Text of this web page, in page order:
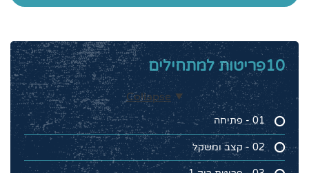
10פריטות למתחילים
Collapse
01 - פתיחה
02 - קצב ומשקל